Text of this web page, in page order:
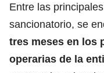
Entre las
sancionatorio, se
tres meses en los
operarias de la